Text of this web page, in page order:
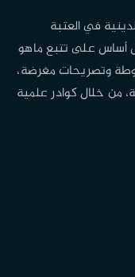
في العتبة
أساس على تتبع ماهو
وتصريحات مغرضة،
من خلال كوادر علمية